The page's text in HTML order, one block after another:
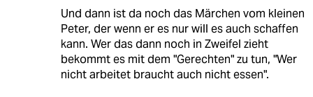
Und dann ist da noch das Märchen vom kleinen
Peter, der wenn er es nur will es auch schaffen
kann. Wer das dann noch in Zweifel zieht
bekommt es mit dem "Gerechten" zu tun, "Wer
nicht arbeitet braucht auch nicht essen".